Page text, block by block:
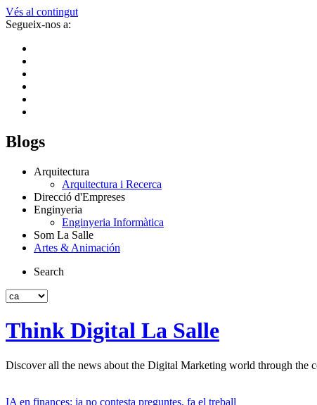
Vés al contingut
Segueix-nos a:
Blogs
Arquitectura
Arquitectura i Recerca
Direcció d'Empreses
Enginyeria
Enginyeria Informàtica
Som La Salle
Artes & Animación
Search
Think Digital La Salle
Discover all the news about the Digital Marketing world through the
IA en finances: ja no contesta preguntes, fa el treball